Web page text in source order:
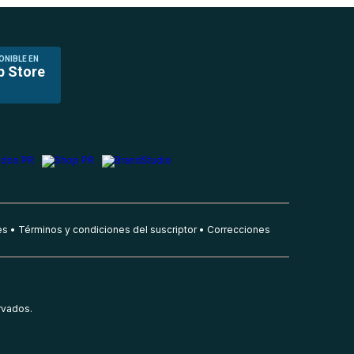
EN
Store
Términos y condiciones del suscriptor Correcciones